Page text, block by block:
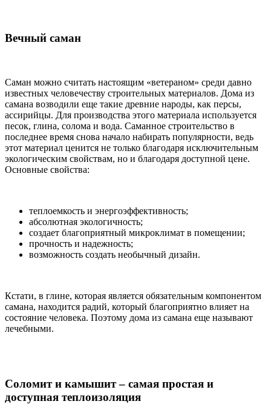
Вечный саман
Саман можно считать настоящим «ветераном» среди давно
известных человечеству строительных материалов. Дома из
самана возводили еще такие древние народы, как персы,
ассирийцы. Для производства этого материала используется
песок, глина, солома и вода. Саманное строительство в
последнее время снова начало набирать популярности, ведь
этот материал ценится не только благодаря исключительным
экологическим свойствам, но и благодаря доступной цене.
Основные свойства:
теплоемкость и энергоэффективность;
абсолютная экологичность;
создает благоприятный микроклимат в помещении;
прочность и надежность;
возможность создать необычный дизайн.
Кстати, в глине, которая является обязательным компонентом
самана, находится радий, который благоприятно влияет на
состояние человека. Поэтому дома из самана еще называют
лечебными.
Соломит и камышит – самая простая и
доступная теплоизоляция